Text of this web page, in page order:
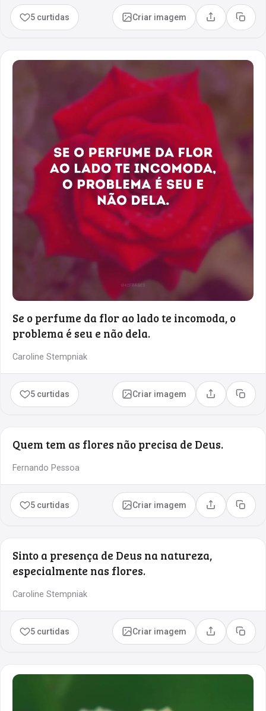
5 curtidas Criar imagem Compartilhar
Copiar
Se o perfume da flor ao lado te incomoda, o
problema é seu e não dela.
Caroline Stempniak
5 curtidas Criar imagem Compartilhar
Copiar
Quem tem as flores não precisa de Deus.
Fernando Pessoa
5 curtidas Criar imagem Compartilhar
Copiar
Sinto a presença de Deus na natureza,
especialmente nas flores.
Caroline Stempniak
5 curtidas Criar imagem Compartilhar
Copiar